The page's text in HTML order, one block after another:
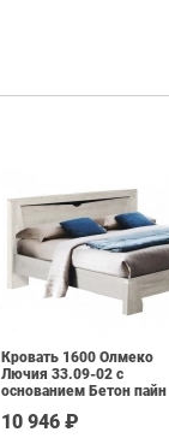
Кровать 1600 Олмеко
Лючия 33.09-02 с
основанием Бетон пайн
10 946 ₽